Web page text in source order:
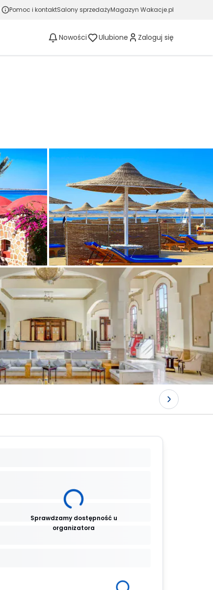
Pomoc i kontaktSalony sprzedażyMagazyn Wakacje.pl
Nowości Ulubione Zaloguj się
Sprawdzamy dostępność u
organizatora